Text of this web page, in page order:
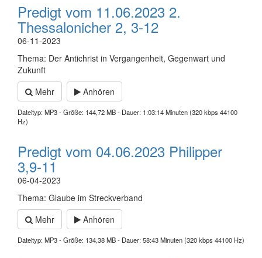
Predigt vom 11.06.2023 2.
Thessalonicher 2, 3-12
06-11-2023
Thema: Der Antichrist in Vergangenheit, Gegenwart und
Zukunft
Mehr
Anhören
Dateityp: MP3 - Größe: 144,72 MB - Dauer: 1:03:14 Minuten (320 kbps 44100
Hz)
Predigt vom 04.06.2023 Philipper
3,9-11
06-04-2023
Thema: Glaube im Streckverband
Mehr
Anhören
Dateityp: MP3 - Größe: 134,38 MB - Dauer: 58:43 Minuten (320 kbps 44100 Hz)